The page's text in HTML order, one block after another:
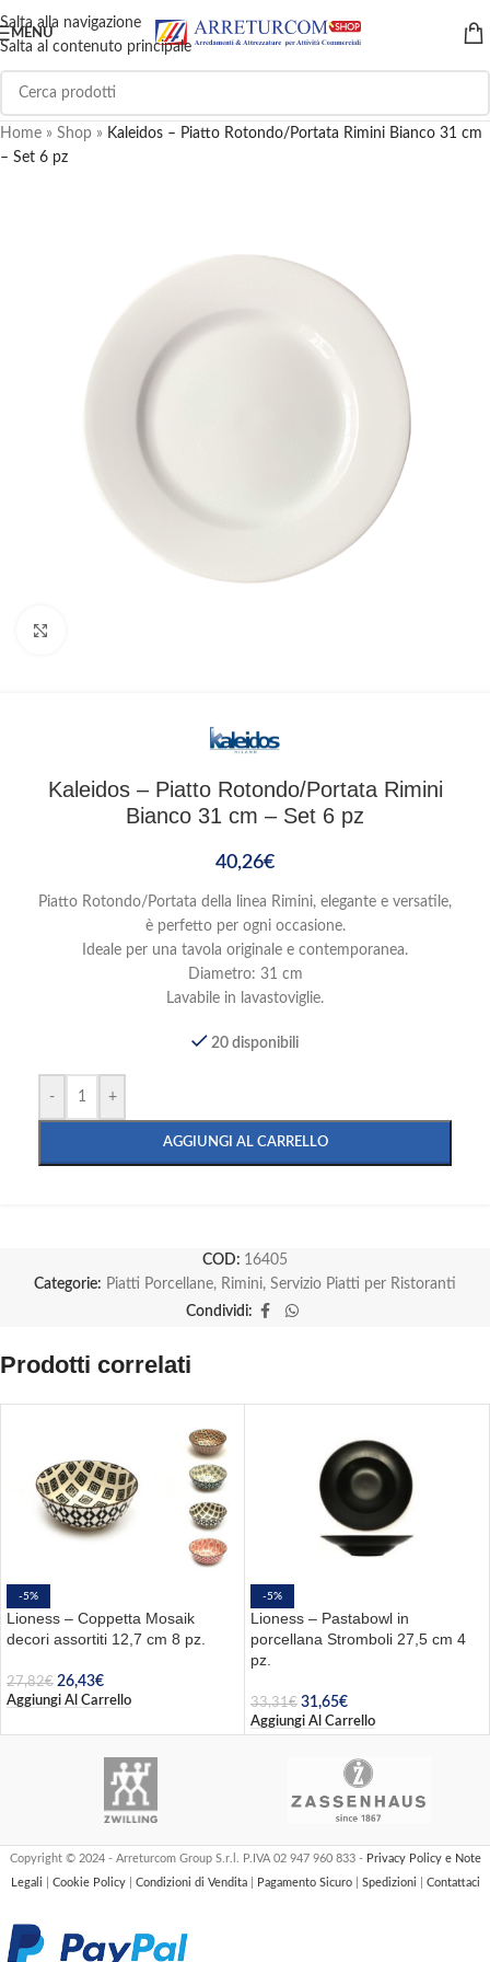
Salta alla navigazione
Salta al contenuto principale
MENU
Home » Shop » Kaleidos – Piatto Rotondo/Portata Rimini Bianco 31 cm
– Set 6 pz
Kaleidos – Piatto Rotondo/Portata Rimini
Bianco 31 cm – Set 6 pz
40,26€
Piatto Rotondo/Portata della linea Rimini, elegante e versatile,
è perfetto per ogni occasione.
Ideale per una tavola originale e contemporanea.
Diametro: 31 cm
Lavabile in lavastoviglie.
20 disponibili
- +
AGGIUNGI AL CARRELLO
COD: 16405
Categorie: Piatti Porcellane, Rimini, Servizio Piatti per Ristoranti
Condividi:
Prodotti correlati
-5%
Lioness – Coppetta Mosaik
decori assortiti 12,7 cm 8 pz.
27,82€ 26,43€
Aggiungi Al Carrello
-5%
Lioness – Pastabowl in
porcellana Stromboli 27,5 cm 4
pz.
33,31€ 31,65€
Aggiungi Al Carrello
Copyright © 2024 - Arreturcom Group S.r.l. P.IVA 02 947 960 833 - Privacy Policy e Note
Legali
Cookie Policy Condizioni di Vendita Pagamento Sicuro Spedizioni Contattaci